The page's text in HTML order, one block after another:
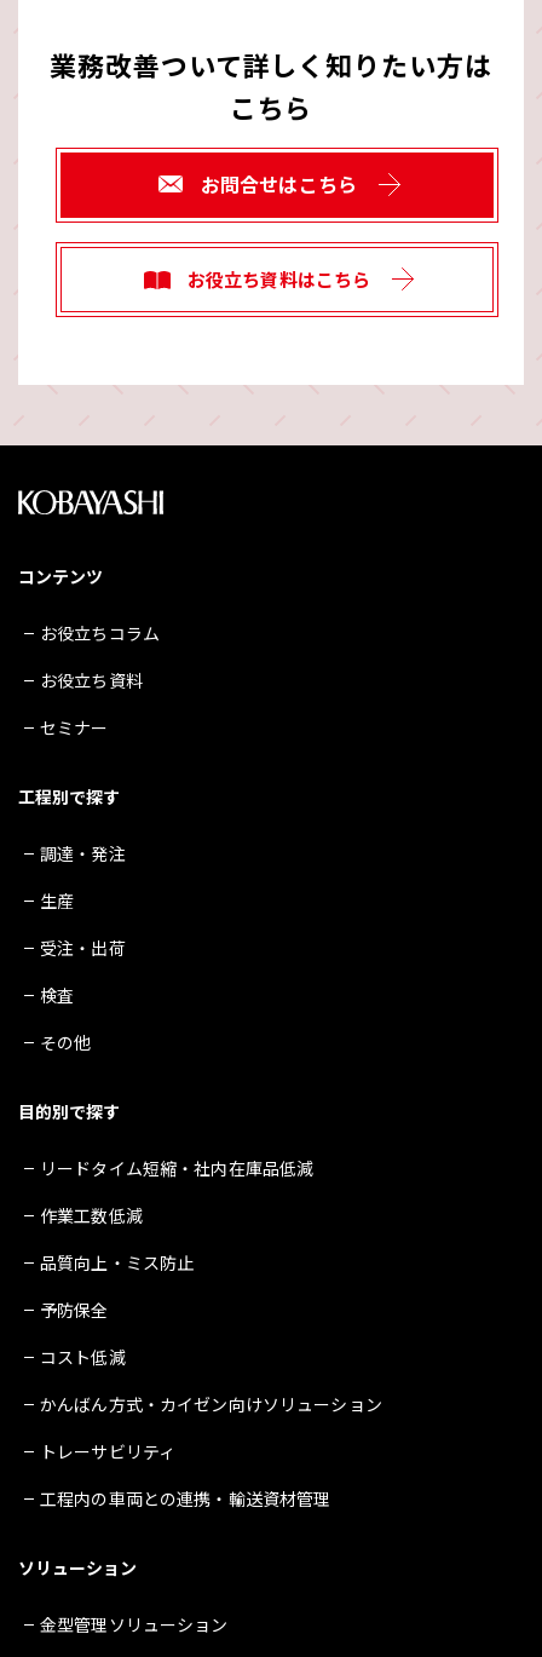
業務改善ついて詳しく知りたい方は
こちら
お問合せはこちら
お役立ち資料はこちら
コンテンツ
お役立ちコラム
お役立ち資料
セミナー
工程別で探す
調達・発注
生産
受注・出荷
検査
その他
目的別で探す
リードタイム短縮・社内在庫品低減
作業工数低減
品質向上・ミス防止
予防保全
コスト低減
かんばん方式・カイゼン向けソリューション
トレーサビリティ
工程内の車両との連携・輸送資材管理
ソリューション
金型管理ソリューション